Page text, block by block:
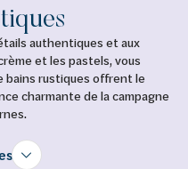
authentiques et aux
et les pastels, vous
bains rustiques offrent le
charmante de la campagne